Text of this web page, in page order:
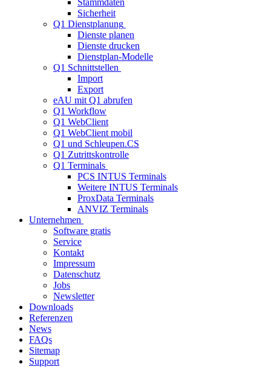
Sicherheit
Q1 Dienstplanung
Dienste planen
Dienste drucken
Dienstplan-Modelle
Q1 Schnittstellen
Import
Export
eAU mit Q1 abrufen
Q1 Workflow
Q1 WebClient
Q1 WebClient mobil
Q1 und Schleupen.CS
Q1 Zutrittskontrolle
Q1 Terminals
PCS INTUS Terminals
Weitere INTUS Terminals
ProxData Terminals
ANVIZ Terminals
Unternehmen
Software gratis
Service
Kontakt
Impressum
Datenschutz
Jobs
Newsletter
Downloads
Referenzen
News
FAQs
Sitemap
Support